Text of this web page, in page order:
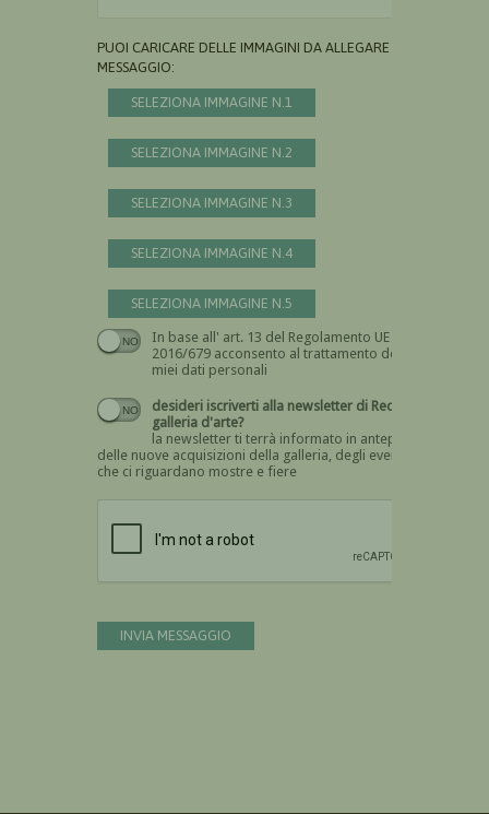
PUOI CARICARE DELLE IMMAGINI DA ALLEGARE AL
MESSAGGIO:
SELEZIONA IMMAGINE N.1
SELEZIONA IMMAGINE N.2
SELEZIONA IMMAGINE N.3
SELEZIONA IMMAGINE N.4
SELEZIONA IMMAGINE N.5
In base all' art. 13 del Regolamento UE n.
2016/679 acconsento al trattamento dei
miei dati personali
Devi dare il consenso
desideri iscriverti alla newsletter di Recta
galleria d'arte?
la newsletter ti terrà informato in anteprima
delle nuove acquisizioni della galleria, degli eventi
che ci riguardano mostre e fiere
INVIA MESSAGGIO